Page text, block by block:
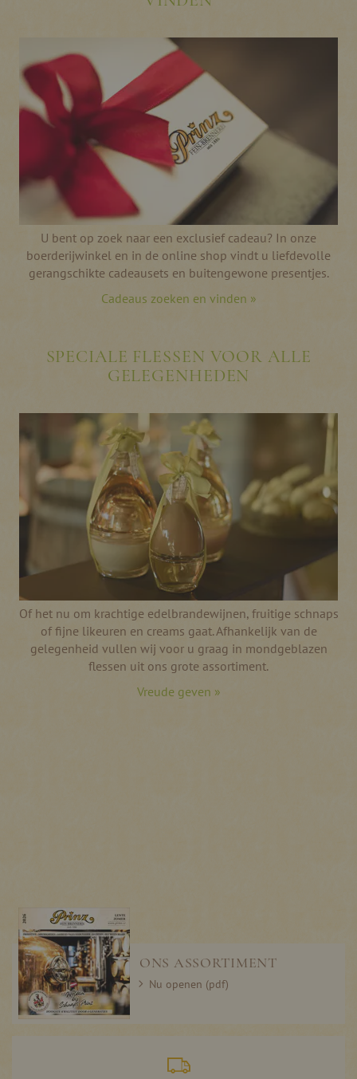
U bent op zoek naar een exclusief cadeau? In onze
boerderijwinkel en in de online shop vindt u liefdevolle
gerangschikte cadeausets en buitengewone presentjes.
Cadeaus zoeken en vinden »
SPECIALE FLESSEN VOOR ALLE
GELEGENHEDEN
Of het nu om krachtige edelbrandewijnen, fruitige schnaps
of fijne likeuren en creams gaat. Afhankelijk van de
gelegenheid vullen wij voor u graag in mondgeblazen
flessen uit ons grote assortiment.
Vreude geven »
ONS ASSORTIMENT
Nu openen (pdf)